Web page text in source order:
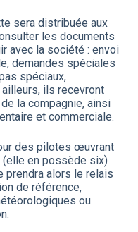
sera distribuée aux
les documents
avec la société : envoi
demandes spéciales
spéciaux,
ils recevront
la compagnie, ainsi
et commerciale.
des pilotes œuvrant
(elle en possède six)
prendra alors le relais
de référence,
ou